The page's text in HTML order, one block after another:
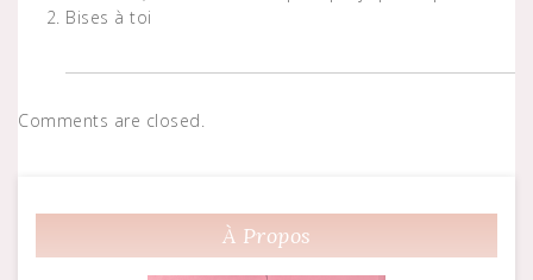
Bises à toi
Comments are closed.
À Propos